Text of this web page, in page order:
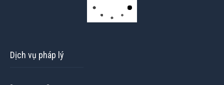
Dịch vụ pháp lý